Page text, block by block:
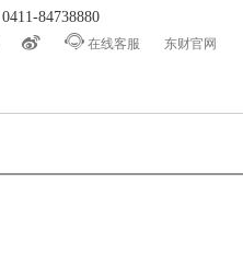
 在线客服 东财官网
84738880